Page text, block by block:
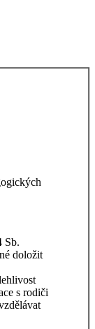
Sb.
doložit
s rodiči